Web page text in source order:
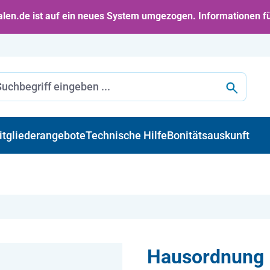
ist auf ein neues System umgezogen. Informationen
Technische HilfeBonitätsauskunft
Hausordnung